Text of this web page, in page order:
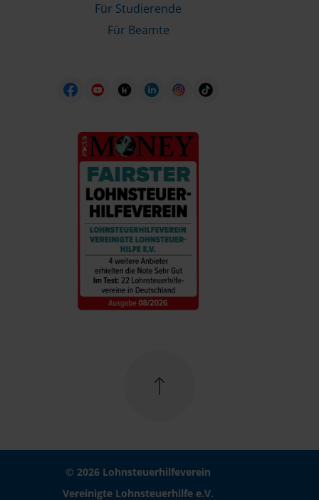
Für Studierende
Für Beamte
© 2026 Lohnsteuerhilfeverein
Vereinigte Lohnsteuerhilfe e.V.